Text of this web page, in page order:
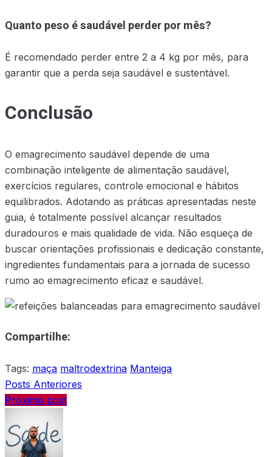
Quanto peso é saudável perder por mês?
É recomendado perder entre 2 a 4 kg por mês, para
garantir que a perda seja saudável e sustentável.
Conclusão
O emagrecimento saudável depende de uma
combinação inteligente de alimentação saudável,
exercícios regulares, controle emocional e hábitos
equilibrados. Adotando as práticas apresentadas neste
guia, é totalmente possível alcançar resultados
duradouros e mais qualidade de vida. Não esqueça de
buscar orientações profissionais e dedicação constante,
ingredientes fundamentais para a jornada de sucesso
rumo ao emagrecimento eficaz e saudável.
Compartilhe:
Tags: maça maltrodextrina Manteiga
Posts Anteriores
Próximo post